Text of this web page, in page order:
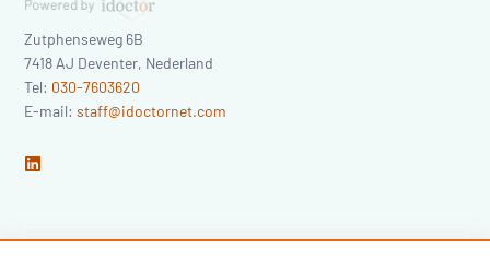
Zutphenseweg 6B
7418 AJ Deventer, Nederland
Tel: 030-7603620
E-mail:staff@idoctornet.com